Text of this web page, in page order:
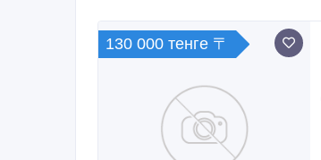
130 000 тенге 〒